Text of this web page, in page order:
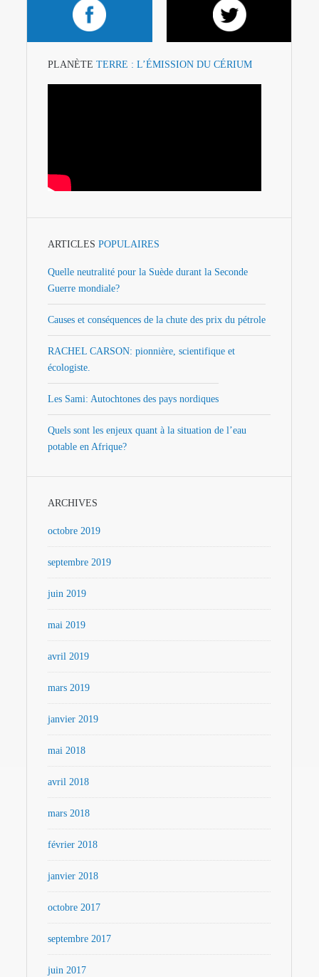
PLANÈTE TERRE : L’ÉMISSION DU CÉRIUM
ARTICLES POPULAIRES
Quelle neutralité pour la Suède durant la Seconde
Guerre mondiale?
Causes et conséquences de la chute des prix du pétrole
RACHEL CARSON: pionnière, scientifique et
écologiste.
Les Sami: Autochtones des pays nordiques
Quels sont les enjeux quant à la situation de l’eau
potable en Afrique?
ARCHIVES
octobre 2019
septembre 2019
juin 2019
mai 2019
avril 2019
mars 2019
janvier 2019
mai 2018
avril 2018
mars 2018
février 2018
janvier 2018
octobre 2017
septembre 2017
juin 2017